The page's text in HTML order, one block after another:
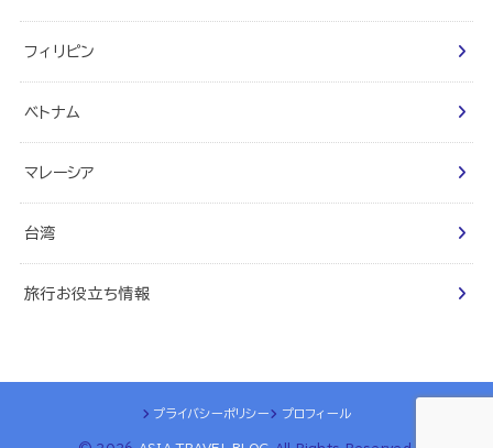
フィリピン
ベトナム
マレーシア
台湾
旅行お役立ち情報
プライバシーポリシー プロフィール